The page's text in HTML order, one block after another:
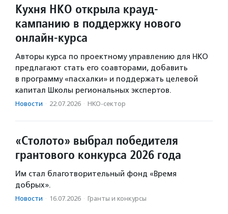
Кухня НКО открыла крауд-
кампанию в поддержку нового
онлайн-курса
Авторы курса по проектному управлению для НКО
предлагают стать его соавторами, добавить
в программу «пасхалки» и поддержать целевой
капитал Школы региональных экспертов.
Новости · 22.07.2026 · НКО-сектор
«Столото» выбрал победителя
грантового конкурса 2026 года
Им стал благотворительный фонд «Время
добрых».
Новости · 16.07.2026 · Гранты и конкурсы